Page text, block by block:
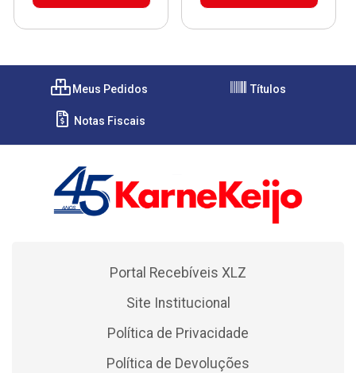
Meus Pedidos Títulos
Notas Fiscais
Portal Recebíveis XLZ
Site Institucional
Política de Privacidade
Política de Devoluções